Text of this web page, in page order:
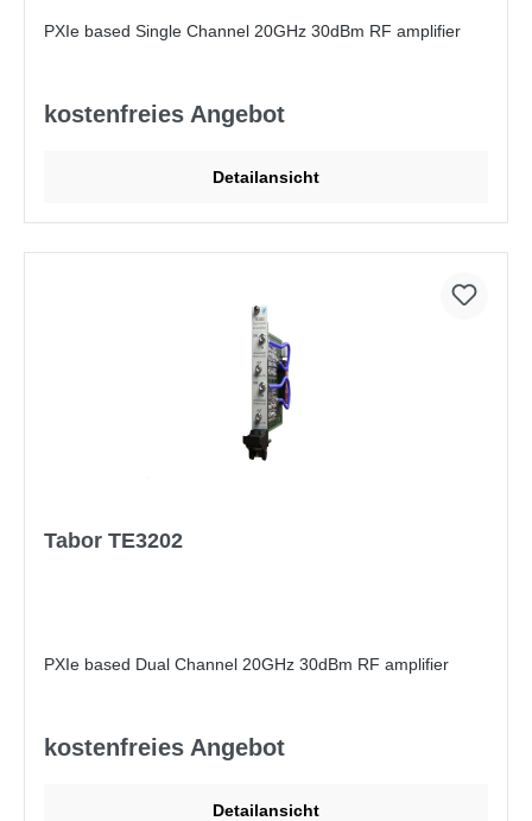
PXIe based Single Channel 20GHz 30dBm RF amplifier
kostenfreies Angebot
Detailansicht
Tabor TE3202
PXIe based Dual Channel 20GHz 30dBm RF amplifier
kostenfreies Angebot
Detailansicht